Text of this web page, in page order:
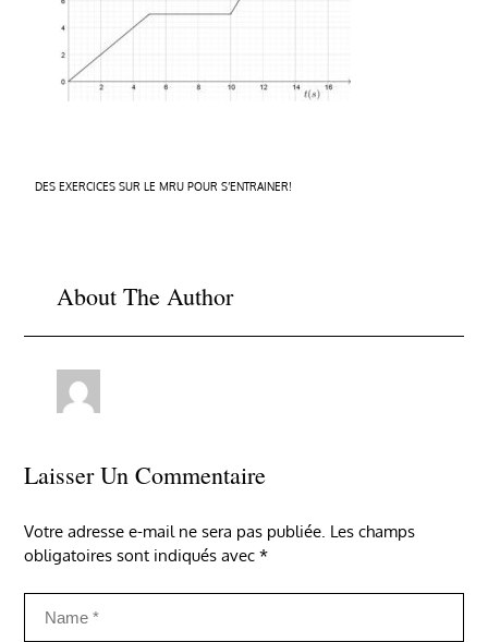
Navigation
DES EXERCICES SUR LE MRU POUR S’ENTRAINER!
About The Author
Laisser Un Commentaire
Votre adresse e-mail ne sera pas publiée. Les champs
obligatoires sont indiqués avec*